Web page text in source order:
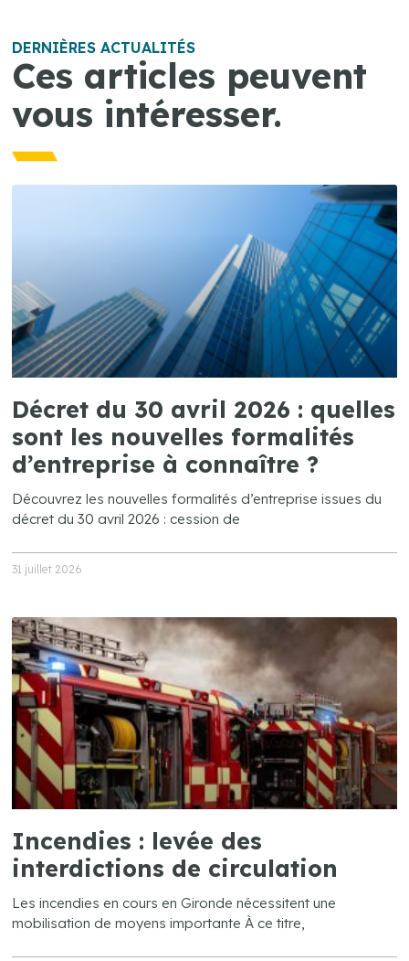
DERNIÈRES ACTUALITÉS
Ces articles peuvent
vous intéresser.
Décret du 30 avril 2026 : quelles
sont les nouvelles formalités
d’entreprise à connaître ?
Découvrez les nouvelles formalités d’entreprise issues du
décret du 30 avril 2026 : cession de
31 juillet 2026
Incendies : levée des
interdictions de circulation
Les incendies en cours en Gironde nécessitent une
mobilisation de moyens importante À ce titre,